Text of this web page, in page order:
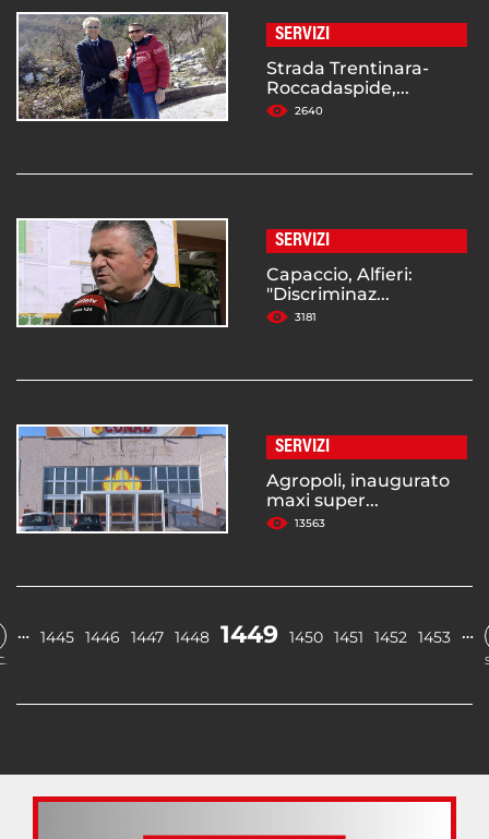
SERVIZI
Strada Trentinara-
Roccadaspide,...
2640
SERVIZI
Capaccio, Alfieri:
"Discriminaz...
3181
SERVIZI
Agropoli, inaugurato
maxi super...
13563
… 1445 1446 1447 1448 1449 1450 1451 1452 1453 …